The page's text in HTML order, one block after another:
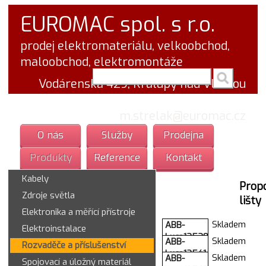
EUROMAC spol. s r.o.
prodej elektromateriálu, velkoobchod,
maloobchod, elektromontáže
Vodárenská 429, Kralupy nad Vltavou
O nás Služby
Prodejna
Produkty
Reference Kontakt
Kabely
Zdroje světla
Elektronika a měřící přístroje
Elektroinstalace
Rozvaděče a příslušenství
Spojovací a úložný materiál
lišty
ABB-
Luca12539
drzak listy
8M
Skladem
ABB-
Luca12541
Skladem
ABB-
Skladem